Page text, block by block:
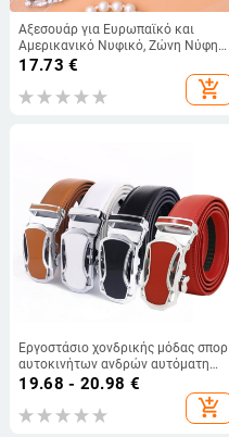
Αξεσουάρ για Ευρωπαϊκό και
Αμερικανικό Νυφικό, Ζώνη Νύφης,
Γυναικεία Στρας, Ασημένιο
Αυτοκόλλητο, Σφραγίδα Μέσης,
Ευρωπαϊκό και Αμερικανικό, J104
17.73 €
add_shopping_cart
Εργοστάσιο χονδρικής μόδας σπορ
αυτοκινήτων ανδρών αυτόματη
δερμάτινη ζώνη δύο στρώσεων
εμπόριο διασυνοριακή τρίχα
19.68 - 20.98 €
add_shopping_cart